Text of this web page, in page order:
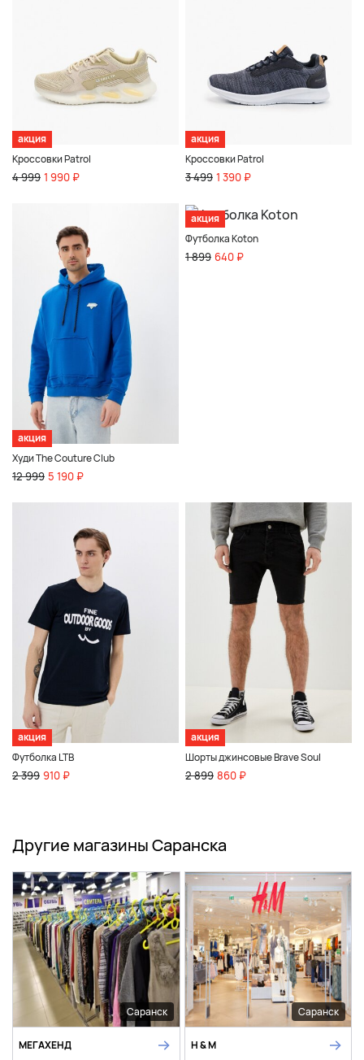
акция
Кроссовки Patrol
4 999 1 990 ₽
акция
Кроссовки Patrol
3 499 1 390 ₽
акция
Худи The Couture Club
12 999 5 190 ₽
акция
Футболка Koton
1 899 640 ₽
акция
Футболка LTB
2 399 910 ₽
акция
Шорты джинсовые Brave Soul
2 899 860 ₽
Другие магазины Саранска
Саранск
МЕГАХЕНД
Саранск
H & M